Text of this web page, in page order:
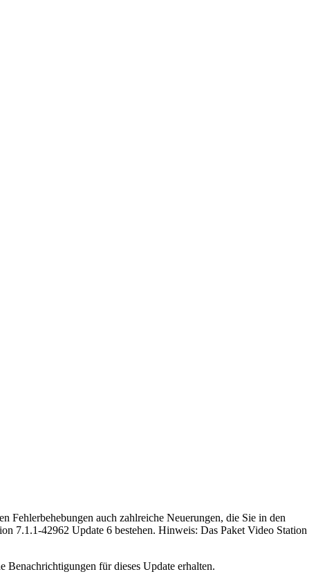
Fehlerbehebungen auch zahlreiche Neuerungen, die Sie in den
7.1.1-42962 Update 6 bestehen. Hinweis: Das Paket Video Station
für dieses Update erhalten.